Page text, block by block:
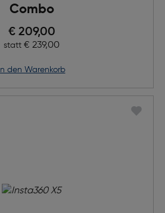
Combo
Preis nach Rabatts
€ 209,00
statt Ursprünglicher Preis
€ 239,00
in den Warenkorb